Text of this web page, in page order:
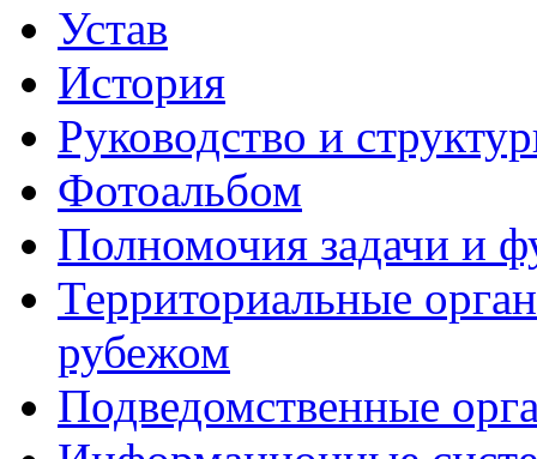
Устав
История
Руководство и
Фотоальбом
Полномочия задачи и
Территориальные
рубежом
Подведомственные